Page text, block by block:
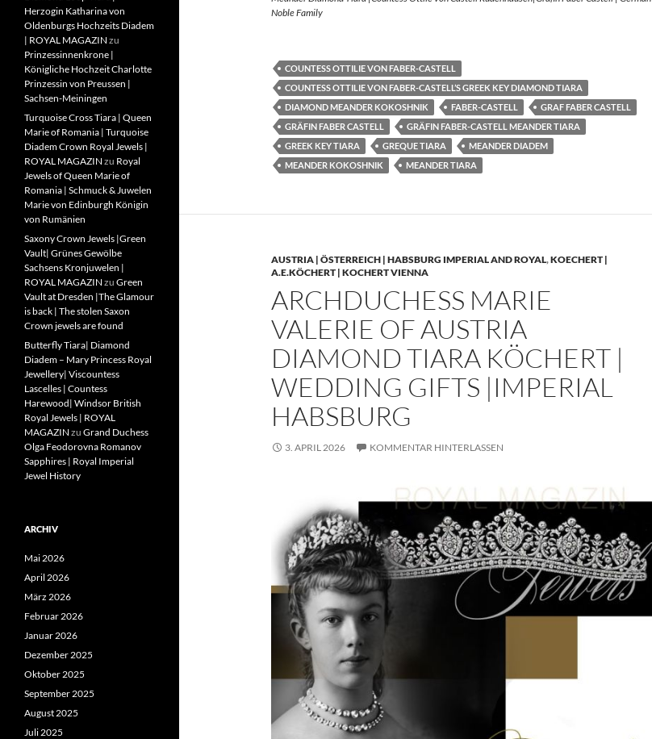
Noble Family
COUNTESS OTTILIE VON FABER-CASTELL
COUNTESS OTTILIE VON FABER-CASTELL’S GREEK KEY DIAMOND TIARA
DIAMOND MEANDER KOKOSHNIK
FABER-CASTELL
GRAF FABER CASTELL
GRÄFIN FABER CASTELL
GRÄFIN FABER-CASTELL MEANDER TIARA
GREEK KEY TIARA
GREQUE TIARA
MEANDER DIADEM
MEANDER KOKOSHNIK
MEANDER TIARA
AUSTRIA | ÖSTERREICH | HABSBURG IMPERIAL AND ROYAL,KOECHERT |
A.E.KÖCHERT | KOCHERT VIENNA
ARCHDUCHESS MARIE
VALERIE OF AUSTRIA
DIAMOND TIARA KÖCHERT |
WEDDING GIFTS |IMPERIAL
HABSBURG
3. APRIL 2026 KOMMENTAR HINTERLASSEN
Herzogin Katharina von
Oldenburgs Hochzeits Diadem
| ROYAL MAGAZIN zu
Prinzessinnenkrone |
Königliche Hochzeit Charlotte
Prinzessin von Preussen |
Sachsen-Meiningen
Turquoise Cross Tiara | Queen
Marie of Romania | Turquoise
Diadem Crown Royal Jewels |
ROYAL MAGAZIN zu Royal
Jewels of Queen Marie of
Romania | Schmuck & Juwelen
Marie von Edinburgh Königin
von Rumänien
Saxony Crown Jewels |Green
Vault| Grünes Gewölbe
Sachsens Kronjuwelen |
ROYAL MAGAZIN zu Green
Vault at Dresden |The Glamour
is back | The stolen Saxon
Crown jewels are found
Butterfly Tiara| Diamond
Diadem – Mary Princess Royal
Jewellery| Viscountess
Lascelles | Countess
Harewood| Windsor British
Royal Jewels | ROYAL
MAGAZIN zu Grand Duchess
Olga Feodorovna Romanov
Sapphires | Royal Imperial
Jewel History
ARCHIV
Mai 2026
April 2026
März 2026
Februar 2026
Januar 2026
Dezember 2025
Oktober 2025
September 2025
August 2025
Juli 2025